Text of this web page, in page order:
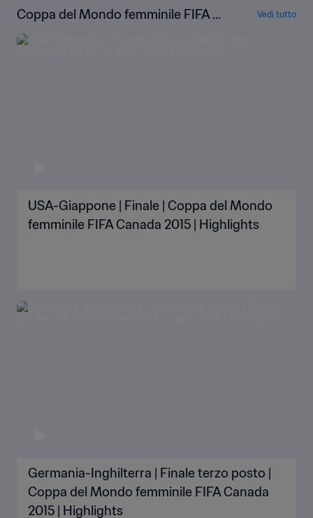
Coppa del Mondo femminile FIFA C
anada 2015 | Highlights
Vedi tutto
USA-Giappone | Finale | Coppa del Mondo
femminile FIFA Canada 2015 | Highlights
Germania-Inghilterra | Finale terzo posto |
Coppa del Mondo femminile FIFA Canada
2015 | Highlights